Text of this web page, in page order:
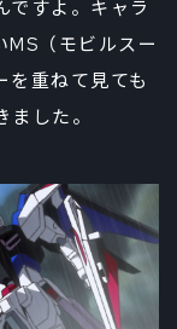
ですよ。キャラ
MS（モビルスー
を重ねて見ても
した。